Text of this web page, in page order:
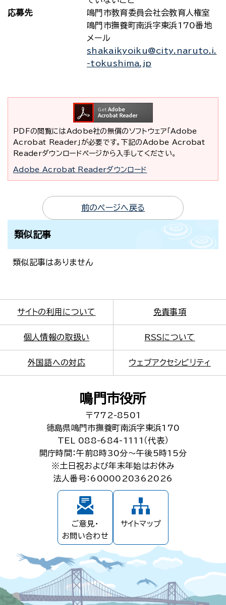
応募先
鳴門市教育委員会社会教育人権室
鳴門市撫養町南浜字東浜170番地
メール
shakaikyoiku@city.naruto.i.
-tokushima.jp
PDFの閲覧にはAdobe社の無償のソフトウェア「Adobe
Acrobat Reader」が必要です。下記のAdobe Acrobat
Readerダウンロードページから入手してください。
Adobe Acrobat Readerダウンロード
前のページへ戻る
類似記事
類似記事はありません
サイトの利用について 免責事項
個人情報の取扱い RSSについて
外国語への対応 ウェブアクセシビリティ
鳴門市役所
〒772-8501
徳島県鳴門市撫養町南浜字東浜170
TEL 088-684-1111（代表）
開庁時間：午前8時30分～午後5時15分
※土日祝および年末年始はお休み
法人番号：6000020362026
ご意見・
お問い合わせ
サイトマップ